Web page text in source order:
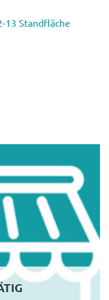
13 Standfläche